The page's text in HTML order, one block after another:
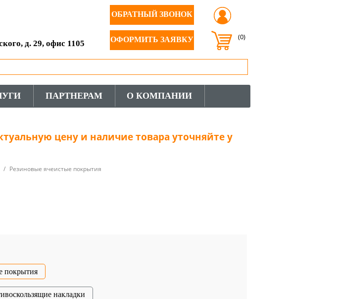
д. 29, офис 1105
ПАРТНЕРАМ О КОМПАНИИ
ОБРАТНЫЙ ЗВОНОК
ОФОРМИТЬ ЗАЯВКУ (0)
цену и наличие товара уточняйте у
/ Резиновые ячеистые покрытия
покрытия
накладки